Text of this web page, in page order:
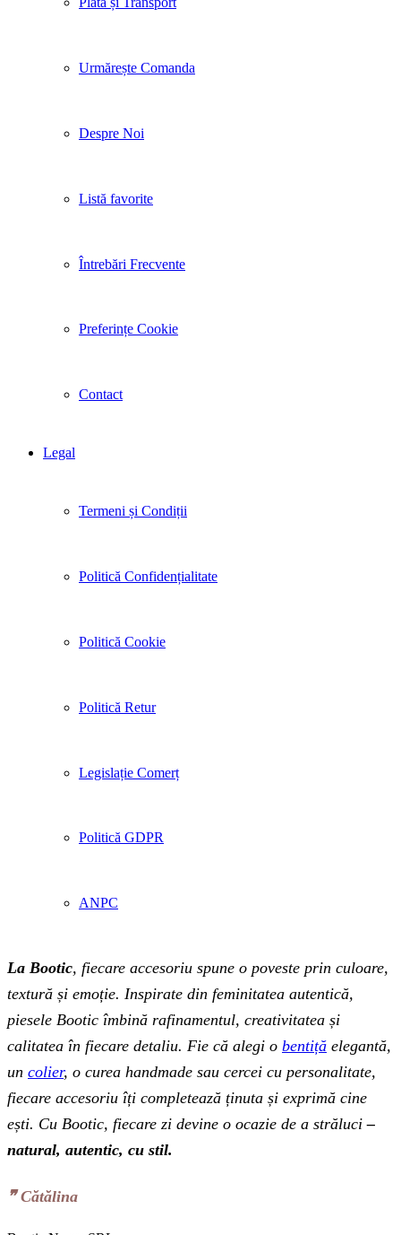
Urmărește Comanda
Despre Noi
Listă favorite
Întrebări Frecvente
Preferințe Cookie
Contact
Legal
Termeni și Condiții
Politică Confidențialitate
Politică Cookie
Politică Retur
Legislație Comerț
Politică GDPR
ANPC
La Bootic, fiecare accesoriu spune o poveste prin culoare,
textură și emoție. Inspirate din feminitatea autentică,
piesele Bootic îmbină rafinamentul, creativitatea și
calitatea în fiecare detaliu. Fie că alegi o bentiță elegantă,
un colier, o curea handmade sau cercei cu personalitate,
fiecare accesoriu îți completează ținuta și exprimă cine
ești. Cu Bootic, fiecare zi devine o ocazie de a străluci –
natural, autentic, cu stil.
❞‬ Cătălina